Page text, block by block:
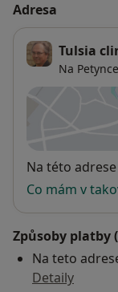
Adresa
Tulsia
Na
Dostupnost
Na této
Co mám v
Způsoby platby
Na teto
Detaily